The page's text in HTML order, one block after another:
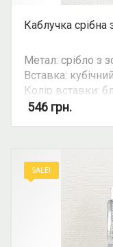
Каблучка срібна
Метал: срібло з
Вставка:
Колір вставки:
Можливість
546 грн.
SALE!